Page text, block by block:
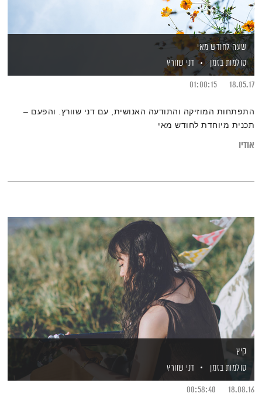
שעה לחודש מאי
סולמות בזמן
דני שוורץ
18.05.17
01:00:15
התפתחות המוזיקה והתודעה האנושית, עם דני שוורץ. והפעם –
תכנית מיוחדת לחודש מאי
אודיו
קיץ
סולמות בזמן
דני שוורץ
18.08.16
00:58:40